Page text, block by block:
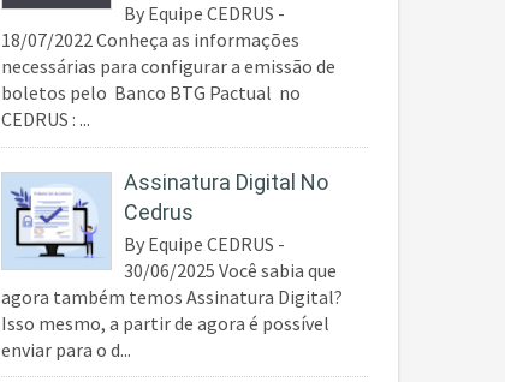
By Equipe CEDRUS -
18/07/2022 Conheça as informações
necessárias para configurar a emissão de
boletos pelo Banco BTG Pactual no
CEDRUS : ...
Assinatura Digital No
Cedrus
By Equipe CEDRUS -
30/06/2025 Você sabia que
agora também temos Assinatura Digital?
Isso mesmo, a partir de agora é possível
enviar para o d...